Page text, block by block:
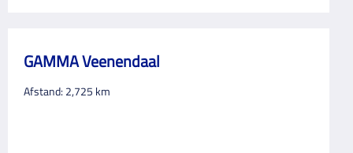
GAMMA Veenendaal
Afstand: 2,725 km